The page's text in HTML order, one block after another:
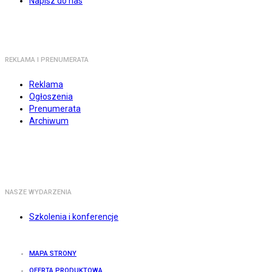
REKLAMA I PRENUMERATA
Reklama
Ogłoszenia
Prenumerata
Archiwum
NASZE WYDARZENIA
Szkolenia i konferencje
MAPA STRONY